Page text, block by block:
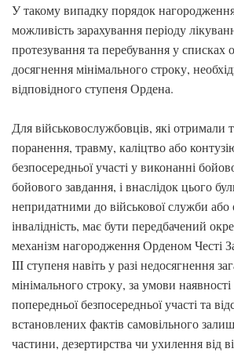
У такому випадку порядок
можливість зарахування періоду
протезування та перебування у списках
досягнення мінімального строку,
відповідного ступеня Ордена.
Для військовослужбовців, які отримали
поранення, травму, каліцтво або
безпосередньої участі у виконанні
бойового завдання, і внаслідок цього
непридатними до військової служби
інвалідність, має бути передбачений
механізм нагородження Орденом Честі
III ступеня навіть у разі недосягнення
мінімального строку, за умови
попередньої безпосередньої участі та
встановлених фактів самовільного
частини, дезертирства чи ухилення від